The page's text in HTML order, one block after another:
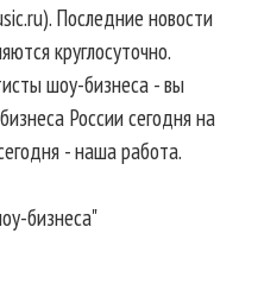
Последние новости
круглосуточно.
шоу-бизнеса - вы
России сегодня на
- наша работа.
бизнеса"